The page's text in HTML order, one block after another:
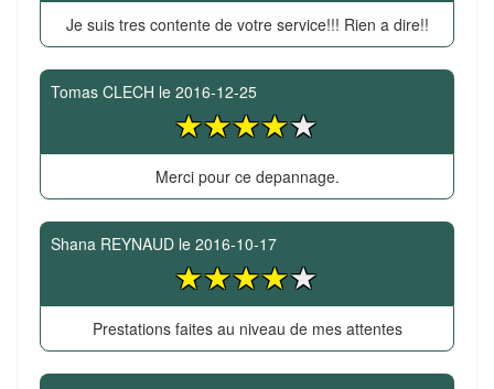
Je suis tres contente de votre service!!! Rien a dire!!
Tomas CLECH le 2016-12-25
Merci pour ce depannage.
Shana REYNAUD le 2016-10-17
Prestations faites au niveau de mes attentes